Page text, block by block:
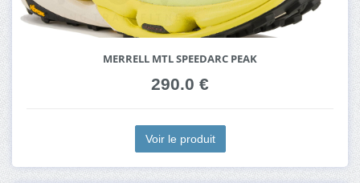
MERRELL MTL SPEEDARC PEAK
290.0 €
Voir le produit